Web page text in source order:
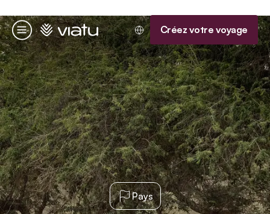
Menu
Accueil Créez votre voyage
Pays